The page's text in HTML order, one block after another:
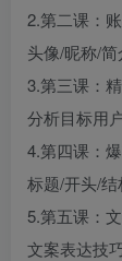
2.第二课：
头像/昵称/
3.第三课：
分析目标用
4.第四课：
标题/开头/
5.第五课：
文案表达技